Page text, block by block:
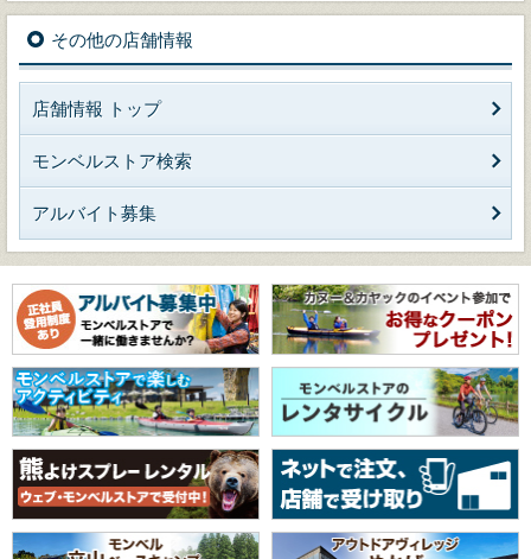
その他の店舗情報
店舗情報 トップ
モンベルストア検索
アルバイト募集